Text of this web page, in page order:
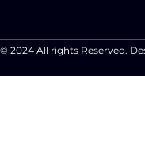
© 2024 All rights Reserved.